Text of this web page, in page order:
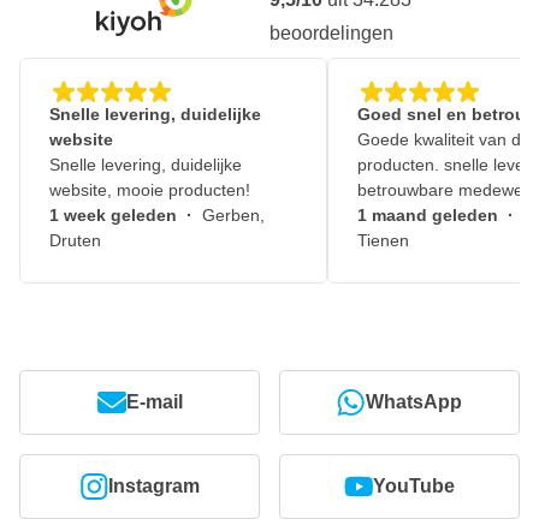
beoordelingen
Snelle levering, duidelijke
website
Snelle levering, duidelijke
website, mooie producten!
1 week geleden · Gerben,
Druten
Goed snel en
Goede kwaliteit van de
producten. snelle
betrouwbare
1 maand geleden ·
Tienen
E-mail WhatsApp
Instagram YouTube